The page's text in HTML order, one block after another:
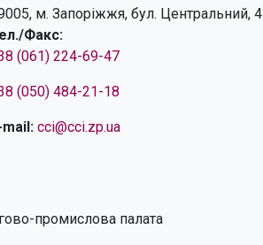
м. Запоріжжя, бул. Центральний, 4
Факс:
(061) 224-69-47
(050) 484-21-18
mail: cci@cci.zp.ua
промислова палата